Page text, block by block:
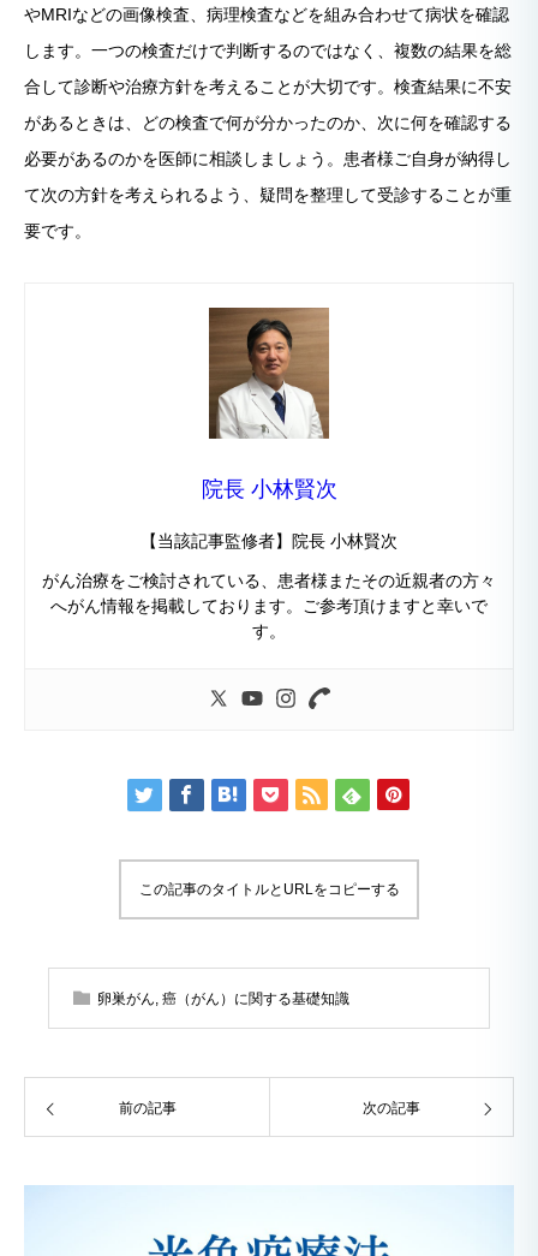
やMRIなどの画像検査、病理検査などを組み合わせて病状を確認
します。一つの検査だけで判断するのではなく、複数の結果を総
合して診断や治療方針を考えることが大切です。検査結果に不安
があるときは、どの検査で何が分かったのか、次に何を確認する
必要があるのかを医師に相談しましょう。患者様ご自身が納得し
て次の方針を考えられるよう、疑問を整理して受診することが重
要です。
院長 小林賢次
【当該記事監修者】院長 小林賢次
がん治療をご検討されている、患者様またその近親者の方々
へがん情報を掲載しております。ご参考頂けますと幸いで
す。
この記事のタイトルとURLをコピーする
卵巣がん, 癌（がん）に関する基礎知識
前の記事 次の記事